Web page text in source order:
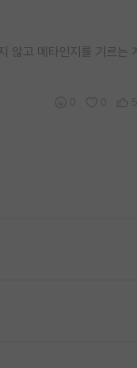
고 메타인지를 기르는